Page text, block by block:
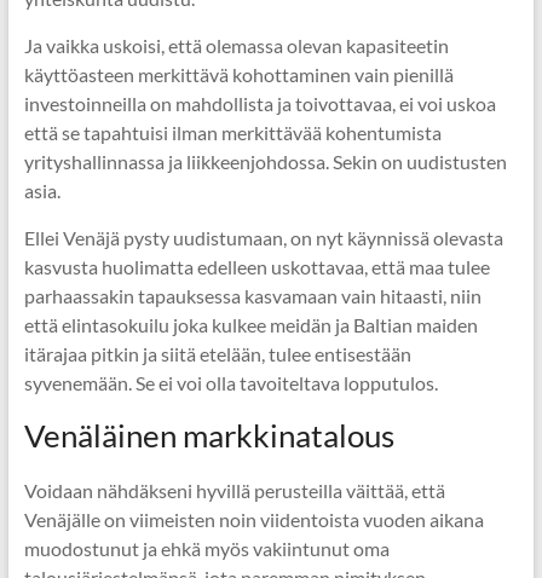
Ja vaikka uskoisi, että olemassa olevan kapasiteetin
käyttöasteen merkittävä kohottaminen vain pienillä
investoinneilla on mahdollista ja toivottavaa, ei voi uskoa
että se tapahtuisi ilman merkittävää kohentumista
yrityshallinnassa ja liikkeenjohdossa. Sekin on uudistusten
asia.
Ellei Venäjä pysty uudistumaan, on nyt käynnissä olevasta
kasvusta huolimatta edelleen uskottavaa, että maa tulee
parhaassakin tapauksessa kasvamaan vain hitaasti, niin
että elintasokuilu joka kulkee meidän ja Baltian maiden
itärajaa pitkin ja siitä etelään, tulee entisestään
syvenemään. Se ei voi olla tavoiteltava lopputulos.
Venäläinen markkinatalous
Voidaan nähdäkseni hyvillä perusteilla väittää, että
Venäjälle on viimeisten noin viidentoista vuoden aikana
muodostunut ja ehkä myös vakiintunut oma